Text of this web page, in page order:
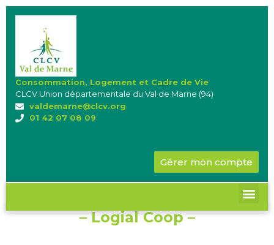
Consommation, Logement et Cadre de Vie
CLCV Union départementale du Val de Marne (94)
valdemarne@clcv.org
01 42 07 08 09
Gérer mon compte
– Logial Coop –